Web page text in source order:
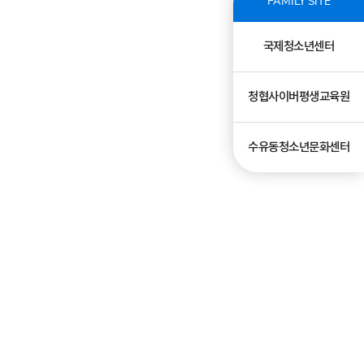
국제청소년센터
청협사이버평생교육원
수유동청소년문화센터